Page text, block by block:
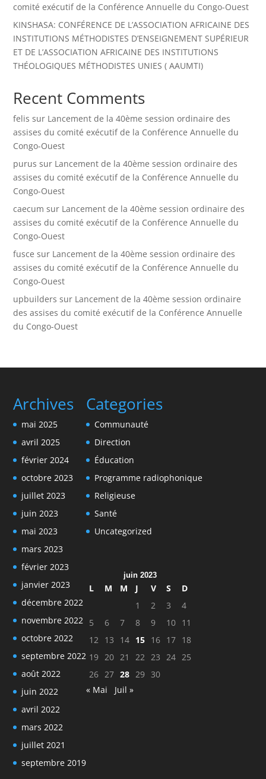
comité exécutif de la Conférence Annuelle du Congo-Ouest
KINSHASA: CONFÉRENCE DE L’ASSOCIATION AFRICAINE DES
INSTITUTIONS MÉTHODISTES D’ENSEIGNEMENT SUPÉRIEUR
ET DE L’ASSOCIATION AFRICAINE DES INSTITUTIONS
THÉOLOGIQUES MÉTHODISTES UNIES ( AAUMTI)
Recent Comments
felis sur Lancement de la 40ème session ordinaire des
assises du comité exécutif de la Conférence Annuelle du
Congo-Ouest
purus sur Lancement de la 40ème session ordinaire des
assises du comité exécutif de la Conférence Annuelle du
Congo-Ouest
caecum sur Lancement de la 40ème session ordinaire des
assises du comité exécutif de la Conférence Annuelle du
Congo-Ouest
fusce sur Lancement de la 40ème session ordinaire des
assises du comité exécutif de la Conférence Annuelle du
Congo-Ouest
upbuilders sur Lancement de la 40ème session ordinaire
des assises du comité exécutif de la Conférence Annuelle
du Congo-Ouest
Archives
mai 2025
avril 2025
février 2024
octobre 2023
juillet 2023
juin 2023
mai 2023
mars 2023
février 2023
janvier 2023
décembre 2022
novembre 2022
octobre 2022
septembre 2022
août 2022
juin 2022
avril 2022
mars 2022
juillet 2021
septembre 2019
Categories
Communauté
Direction
Éducation
Programme radiophonique
Religieuse
Santé
Uncategorized
juin 2023
L M M J V S
D
1
2 3
4
5
6 7 8 9 10 11
12 13 14 15 16 17 18
19 20 21 22 23 24 25
26 27 28 29 30
« Mai
Juil »